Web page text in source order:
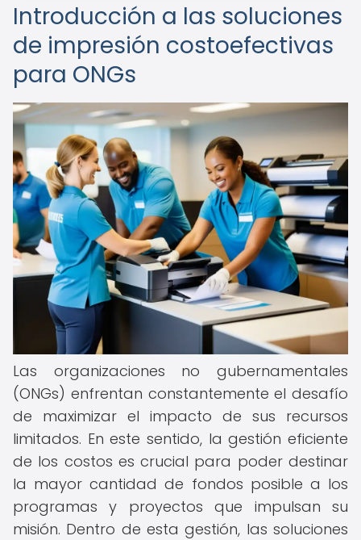
Introducción a las soluciones
de impresión costoefectivas
para ONGs
Las organizaciones no gubernamentales
(ONGs) enfrentan constantemente el desafío
de maximizar el impacto de sus recursos
limitados. En este sentido, la gestión eficiente
de los costos es crucial para poder destinar
la mayor cantidad de fondos posible a los
programas y proyectos que impulsan su
misión. Dentro de esta gestión, las soluciones